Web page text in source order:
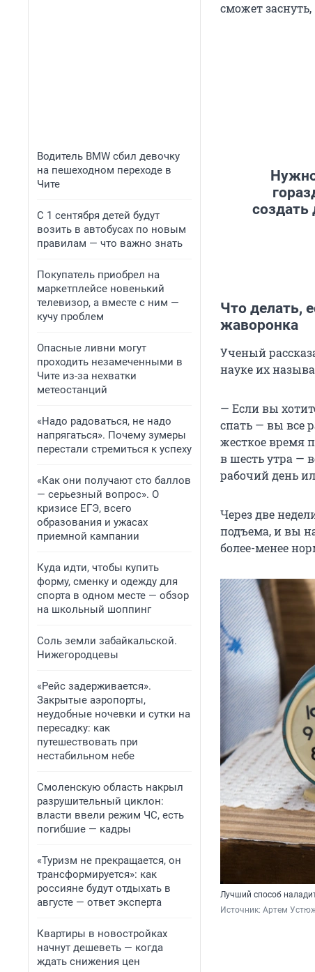
Водитель BMW сбил девочку
на пешеходном переходе в
Чите
С 1 сентября детей будут
возить в автобусах по новым
правилам — что важно знать
Покупатель приобрел на
маркетплейсе новенький
телевизор, а вместе с ним —
кучу проблем
Опасные ливни могут
проходить незамеченными в
Чите из-за нехватки
метеостанций
«Надо радоваться, не надо
напрягаться». Почему зумеры
перестали стремиться к успеху
«Как они получают сто баллов
— серьезный вопрос». О
кризисе ЕГЭ, всего
образования и ужасах
приемной кампании
Куда идти, чтобы купить
форму, сменку и одежду для
спорта в одном месте — обзор
на школьный шоппинг
Соль земли забайкальской.
Нижегородцевы
«Рейс задерживается».
Закрытые аэропорты,
неудобные ночевки и сутки на
пересадку: как
путешествовать при
нестабильном небе
Смоленскую область накрыл
разрушительный циклон:
власти ввели режим ЧС, есть
погибшие — кадры
«Туризм не прекращается, он
трансформируется»: как
россияне будут отдыхать в
августе — ответ эксперта
Квартиры в новостройках
начнут дешеветь — когда
ждать снижения цен
сможет
создать
Что делать,
жаворонка
Ученый
науке их
— Если вы
спать — вы все
жесткое время
в шесть утра —
рабочий день
Через две
подъема, и вы
более-менее
Лучший способ
Источник: Артем